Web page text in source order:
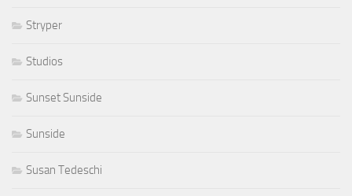
Stryper
Studios
Sunset Sunside
Sunside
Susan Tedeschi